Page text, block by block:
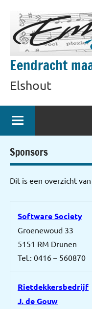
inhoud
springen
Eendracht
Elshout
Sponsors
Dit is een overzicht van
Software Society
Groenewoud 33
5151 RM Drunen
Tel.: 0416 – 560870
Rietdekkersbedrijf
J. de Gouw